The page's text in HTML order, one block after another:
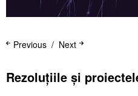
Next
Previous
Rezoluțiile și